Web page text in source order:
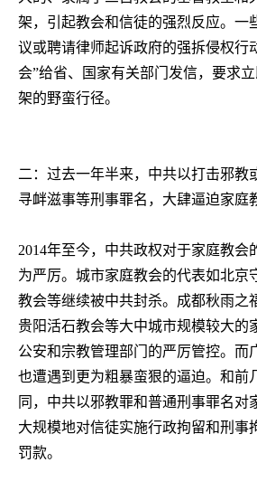
架，引起教会和信徒的强烈反应。一
议或聘请律师起诉政府的强拆侵权行
会”给省、国家有关部门发信，要求
架的野蛮行径。
二：过去一年半来，中共以打击邪教
寻衅滋事等刑事罪名，大肆逼迫家庭
2014年至今，中共政权对于家庭教会
为严厉。城市家庭教会的代表如北京
教会等继续被中共封杀。成都秋雨之
贵阳活石教会等大中城市规模较大的
公安和宗教管理部门的严厉管控。而
也遭遇到更为粗暴蛮狠的逼迫。和前
同，中共以邪教罪和普通刑事罪名对
大规模地对信徒实施行政拘留和刑事
罚款。